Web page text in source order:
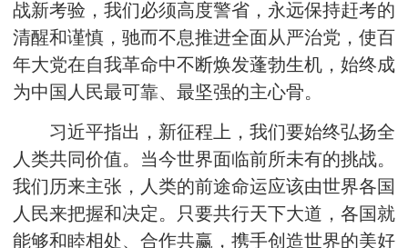
战新考验，我们必须高度警省，永远保持赶考的
清醒和谨慎，驰而不息推进全面从严治党，使百
年大党在自我革命中不断焕发蓬勃生机，始终成
为中国人民最可靠、最坚强的主心骨。
习近平指出，新征程上，我们要始终弘扬全
人类共同价值。当今世界面临前所未有的挑战。
我们历来主张，人类的前途命运应该由世界各国
人民来把握和决定。只要共行天下大道，各国就
能够和睦相处、合作共赢，携手创造世界的美好